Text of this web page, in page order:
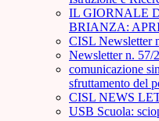
IL GIORNALE
BRIANZA:
CISL Newsletter
Newsletter n. 57/
comunicazione
sfruttamento del
CISL NEWS
USB Scuola: